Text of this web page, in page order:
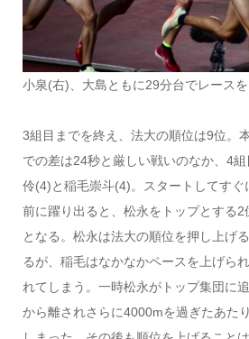
小泉(右)、大島ともに29分台でレース
3組目までを終え、法大の順位は9位。
での差は24秒と厳しい戦いのなか、4
伶(4)と稲毛崇斗(4)。スタートしてすぐ
前に躍り出ると、松永をトップとする
となる。松永は法大の順位を押し上げ
るが、稲毛はなかなかペースを上げら
れてしまう。一時松永がトップ集団に
から離されさらに4000mを過ぎたあた